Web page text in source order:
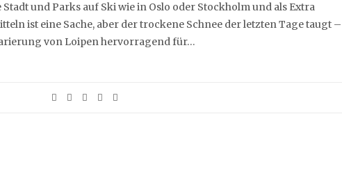
und Parks auf Ski wie in Oslo oder Stockholm und als Extra
ist eine Sache, aber der trockene Schnee der letzten Tage taugt –
von Loipen hervorragend für…